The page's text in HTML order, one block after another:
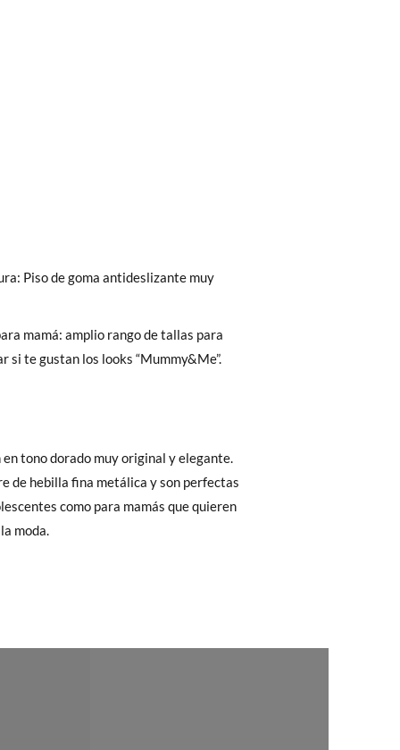
Piso de goma antideslizante muy
mamá: amplio rango de tallas para
si te gustan los looks “Mummy&Me”.
moda.
son GRATIS y puedes realizarlos
acelerar el envío, puedes por muy
de todo: te mandaremos otra
tienes que preocuparte por nada!
de enviarte un mensajero para que te